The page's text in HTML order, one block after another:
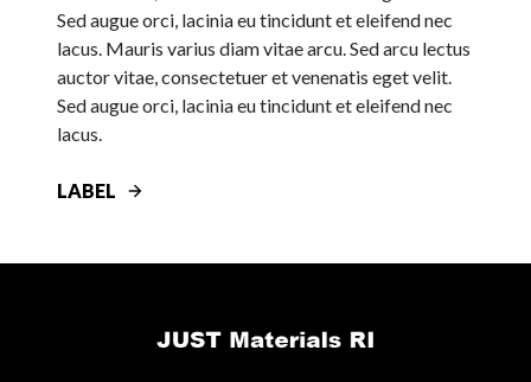
Sed augue orci, lacinia eu tincidunt et eleifend nec
lacus. Mauris varius diam vitae arcu. Sed arcu lectus
auctor vitae, consectetuer et venenatis eget velit.
Sed augue orci, lacinia eu tincidunt et eleifend nec
lacus.
LABEL